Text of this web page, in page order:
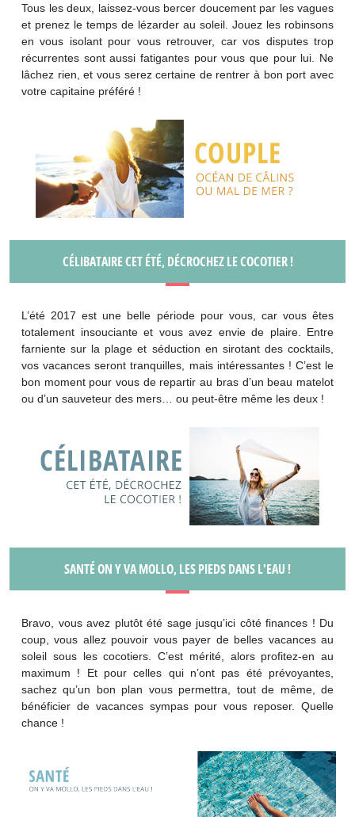
Tous les deux, laissez-vous bercer doucement par les vagues
et prenez le temps de lézarder au soleil. Jouez les robinsons
en vous isolant pour vous retrouver, car vos disputes trop
récurrentes sont aussi fatigantes pour vous que pour lui. Ne
lâchez rien, et vous serez certaine de rentrer à bon port avec
votre capitaine préféré !
CÉLIBATAIRE CET ÉTÉ, DÉCROCHEZ LE COCOTIER !
L’été 2017 est une belle période pour vous, car vous êtes
totalement insouciante et vous avez envie de plaire. Entre
farniente sur la plage et séduction en sirotant des cocktails,
vos vacances seront tranquilles, mais intéressantes ! C’est le
bon moment pour vous de repartir au bras d’un beau matelot
ou d’un sauveteur des mers… ou peut-être même les deux !
SANTÉ ON Y VA MOLLO, LES PIEDS DANS L'EAU !
Bravo, vous avez plutôt été sage jusqu’ici côté finances ! Du
coup, vous allez pouvoir vous payer de belles vacances au
soleil sous les cocotiers. C’est mérité, alors profitez-en au
maximum ! Et pour celles qui n’ont pas été prévoyantes,
sachez qu’un bon plan vous permettra, tout de même, de
bénéficier de vacances sympas pour vous reposer. Quelle
chance !